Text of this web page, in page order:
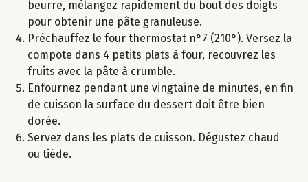
beurre, mélangez rapidement du bout des doigts
pour obtenir une pâte granuleuse.
Préchauffez le four thermostat n°7 (210°). Versez la
compote dans 4 petits plats à four, recouvrez les
fruits avec la pâte à crumble.
Enfournez pendant une vingtaine de minutes, en fin
de cuisson la surface du dessert doit être bien
dorée.
Servez dans les plats de cuisson. Dégustez chaud
ou tiède.